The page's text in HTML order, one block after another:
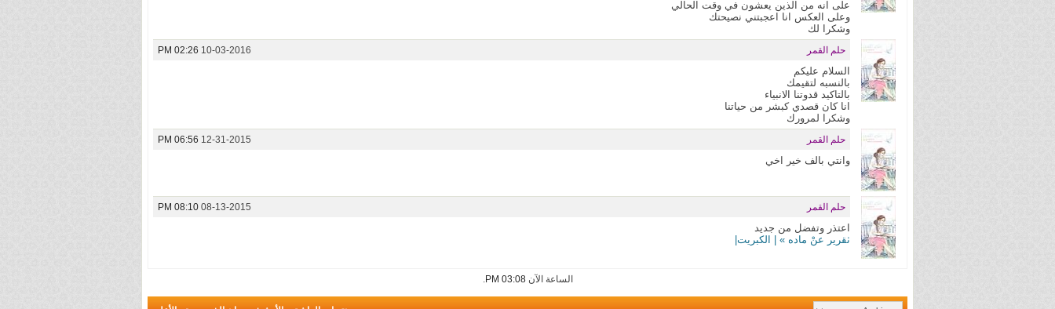
على انه من الذين يعشون في وقت الحالي
وعلى العكس انا اعجبتني نصيحتك
وشكرا لك
10-03-2016
02:26 PM حلم القمر
السلام عليكم
بالنسبه لتقيمك
بالتاكيد قدوتنا الانبياء
انا كان قصدي كبشر من حياتنا
وشكرا لمرورك
12-31-2015
06:56 PM حلم القمر
وانتي بالف خير اخي
08-13-2015
08:10 PM حلم القمر
اعتذر وتفضل من جديد
ٺقرير عنْ ماده » | الكبريت|
الساعة الآن03:08 PM
.